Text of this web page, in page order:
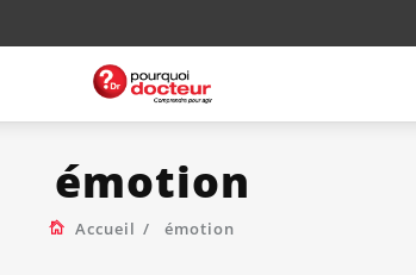
émotion
Accueil émotion